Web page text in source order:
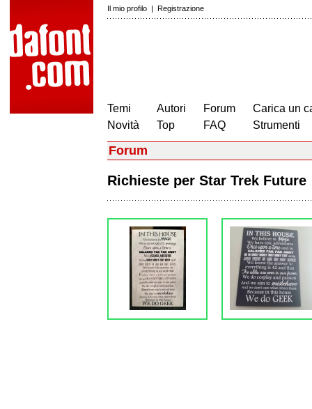
Il mio profilo | Registrazione
Temi
Novità
Autori
Top
Forum
FAQ
Carica un
Strumenti
Forum
Richieste per Star Trek